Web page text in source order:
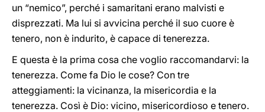
un “nemico”, perché i samaritani erano malvisti e
disprezzati. Ma lui si avvicina perché il suo cuore è
tenero, non è indurito, è capace di tenerezza.
E questa è la prima cosa che voglio raccomandarvi: la
tenerezza. Come fa Dio le cose? Con tre
atteggiamenti: la vicinanza, la misericordia e la
tenerezza. Così è Dio: vicino, misericordioso e tenero.